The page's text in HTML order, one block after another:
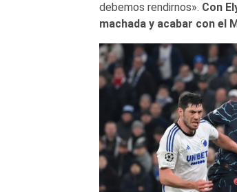
debemos rendirnos». Con
machada y acabar con el